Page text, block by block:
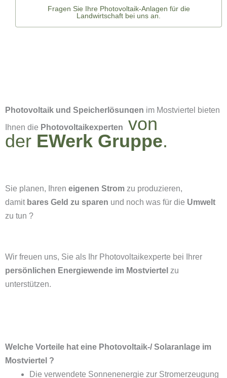
Fragen Sie Ihre Photovoltaik-Anlagen für die
Landwirtschaft bei uns an.
Photovoltaik und Speicherlösungen im Mostviertel bieten
Ihnen die Photovoltaikexperten
von
der EWerk Gruppe.
Sie planen, Ihren eigenen Strom zu produzieren,
damit bares Geld zu sparen und noch was für die Umwelt
zu tun ?
Wir freuen uns, Sie als Ihr Photovoltaikexperte bei Ihrer
persönlichen Energiewende im Mostviertel zu
unterstützen.
Welche Vorteile hat eine Photovoltaik-/ Solaranlage im
Mostviertel ?
Die verwendete Sonnenenergie zur Stromerzeugung